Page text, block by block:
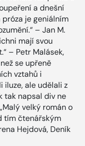
a dnešní
próza je geniálním
– Jan M.
mají svou
– Petr Malásek,
se upřeně
vztahů i
iluze, ale udělali z
tak napsal div ne
velký román o
tím čtenářským
Hejdová, Deník